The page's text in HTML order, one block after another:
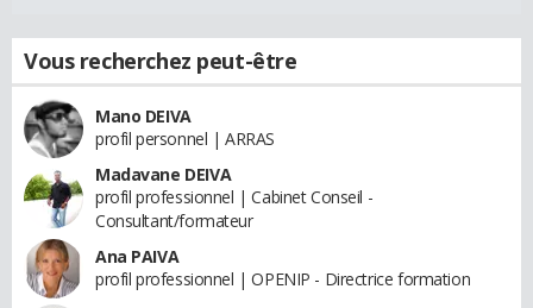
Vous recherchez peut-être
Mano DEIVA
profil personnel | ARRAS
Madavane DEIVA
profil professionnel | Cabinet Conseil -
Consultant/formateur
Ana PAIVA
profil professionnel | OPENIP - Directrice formation